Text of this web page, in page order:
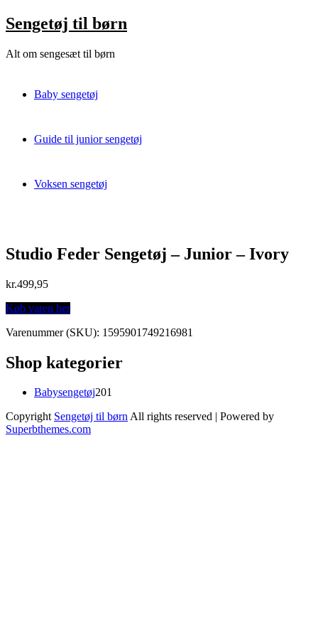
Skip
to
Sengetøj til børn
Alt om sengesæt til børn
Baby sengetøj
Guide til junior sengetøj
Voksen sengetøj
Studio Feder Sengetøj – Junior – Ivory
kr.499,95
Køb varen her
Varenummer (SKU): 1595901749216981
Shop kategorier
Babysengetøj201
Copyright Sengetøj til børnAll rights reserved | Powered by
Superbthemes.com